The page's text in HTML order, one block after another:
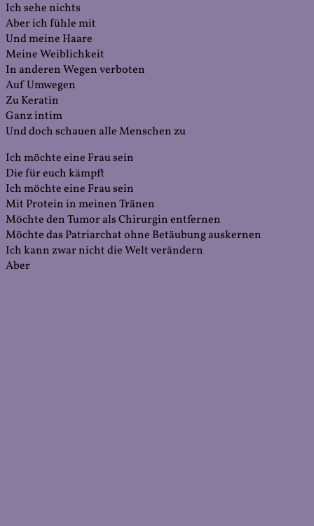
Ich sehe nichts
Aber ich fühle mit
Und meine Haare
Meine Weiblichkeit
In anderen Wegen verboten
Auf Umwegen
Zu Keratin
Ganz intim
Und doch schauen alle Menschen zu
Ich möchte eine Frau sein
Die für euch kämpft
Ich möchte eine Frau sein
Mit Protein in meinen Tränen
Möchte den Tumor als Chirurgin entfernen
Möchte das Patriarchat ohne Betäubung auskernen
Ich kann zwar nicht die Welt verändern
Aber